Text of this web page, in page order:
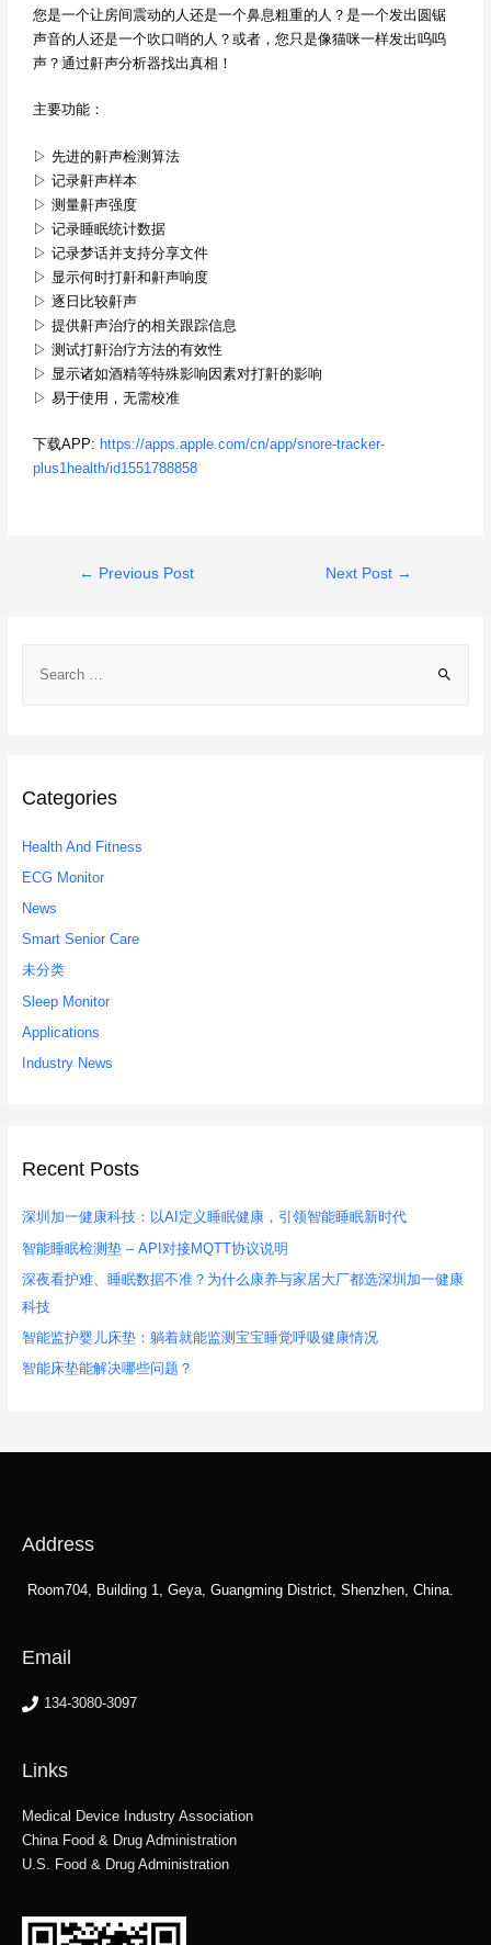
您是一个让房间震动的人还是一个鼻息粗重的人？是一个发出圆锯
声音的人还是一个吹口哨的人？或者，您只是像猫咪一样发出呜呜
声？通过鼾声分析器找出真相！
主要功能：
▷ 先进的鼾声检测算法
▷ 记录鼾声样本
▷ 测量鼾声强度
▷ 记录睡眠统计数据
▷ 记录梦话并支持分享文件
▷ 显示何时打鼾和鼾声响度
▷ 逐日比较鼾声
▷ 提供鼾声治疗的相关跟踪信息
▷ 测试打鼾治疗方法的有效性
▷ 显示诸如酒精等特殊影响因素对打鼾的影响
▷ 易于使用，无需校准
下载APP: https://apps.apple.com/cn/app/snore-tracker-
plus1health/id1551788858
← Previous Post Next Post →
Categories
Health And Fitness
ECG Monitor
News
Smart Senior Care
未分类
Sleep Monitor
Applications
Industry News
Recent Posts
深圳加一健康科技：以AI定义睡眠健康，引领智能睡眠新时代
智能睡眠检测垫 – API对接MQTT协议说明
深夜看护难、睡眠数据不准？为什么康养与家居大厂都选深圳加一健康
科技
智能监护婴儿床垫：躺着就能监测宝宝睡觉呼吸健康情况
智能床垫能解决哪些问题？
Address
Room704, Building 1, Geya, Guangming District, Shenzhen, China.
Email
134-3080-3097
Links
Medical Device Industry Association
China Food & Drug Administration
U.S. Food & Drug Administration